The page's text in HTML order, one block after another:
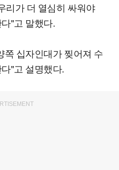
리가 더 열심히 싸워야
"고 말했다.
쪽 십자인대가 찢어져 수
"고 설명했다.